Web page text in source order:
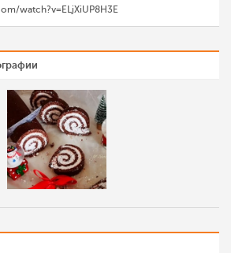
watch?v=ELjXiUP8H3E